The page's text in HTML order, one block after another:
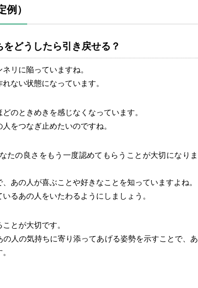
）
をどうしたら引き戻せる？
リに陥っていますね。
ない状態になっています。
のときめきを感じなくなっています。
をつなぎ止めたいのですね。
たの良さをもう一度認めてもらうことが大切になりま
あの人が喜ぶことや好きなことを知っていますよね。
るあの人をいたわるようにしましょう。
とが大切です。
人の気持ちに寄り添ってあげる姿勢を示すことで、あ